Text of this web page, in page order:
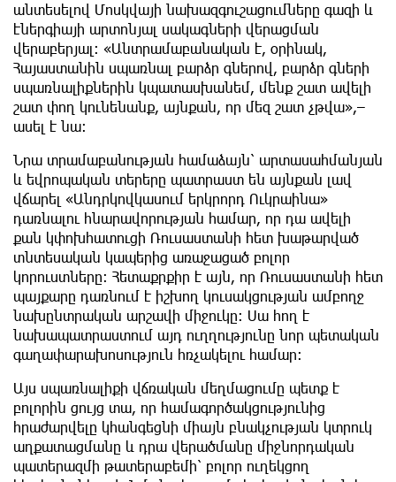
անտեսելով Մոսկվայի նախազգուշացումները գազի և
էներգիայի արտոնյալ սակագների վերացման
վերաբերյալ։ «Անտրամաբանական է, օրինակ,
Հայաստանին սպառնալ բարձր գներով, բարձր գների
սպառնալիքներին կպատասխանեմ, մենք շատ ավելի
շատ փող կունենանք, այնքան, որ մեզ շատ չթվա»,–
ասել է նա։
Նրա տրամաբանության համաձայն՝ արտասահմանյան
և եվրոպական տերերը պատրաստ են այնքան լավ
վճարել «Անդրկովկասում երկրորդ Ուկրաինա»
դառնալու հնարավորության համար, որ դա ավելի
քան կփոխհատուցի Ռուսաստանի հետ խաթարված
տնտեսական կապերից առաջացած բոլոր
կորուստները։ Հետաքրքիր է այն, որ Ռուսաստանի հետ
պայքարը դառնում է իշխող կուսակցության ամբողջ
նախընտրական արշավի միջուկը։ Սա հող է
նախապատրաստում այդ ուղղությունը նոր պետական
գաղափարախոսություն հռչակելու համար։
Այս սպառնալիքի վճռական մեղմացումը պետք է
բոլորին ցույց տա, որ համագործակցությունից
հրաժարվելը կհանգեցնի միայն բնակչության կտրուկ
աղքատացմանը և դրա վերածմանը միջնորդական
պատերազմի թատերաբեմի՝ բոլոր ուղեկցող